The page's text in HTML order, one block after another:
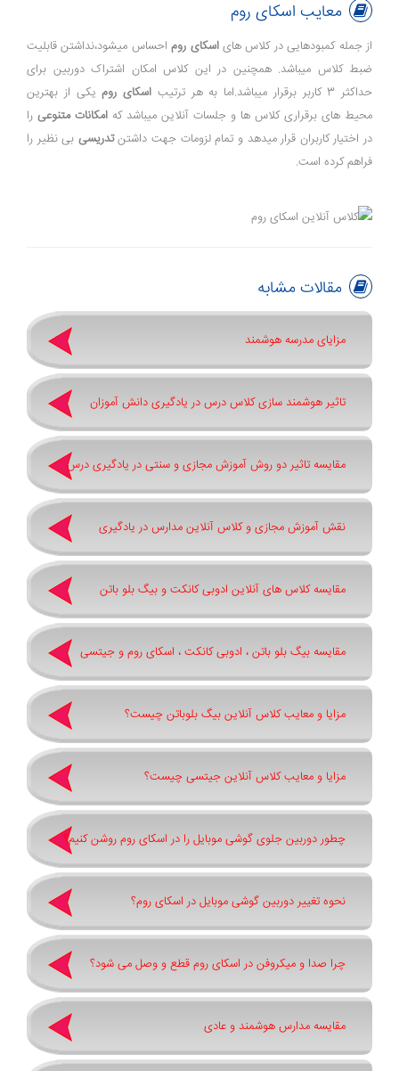
معایب اسکای روم
از جمله کمبودهایی در کلاس هایاسکای روماحساس میشود،نداشتن قابلیت
ضبط کلاس میباشد. همچنین در این کلاس امکان اشتراک دوربین برای
حداکثر 3 کاربر برقرار میباشد.اما به هر ترتیب
اسکای رومیکی از بهترین
محیط های برقراری کلاس ها و جلسات آنلاین میباشد که امکانات متنوعی را
در اختیار کاربران قرار میدهد و تمام لزومات جهت داشتنتدریسی بی نظیر را
فراهم کرده است.
مقالات مشابه
مزایای مدرسه هوشمند
تاثیر هوشمند سازی کلاس درس در یادگیری دانش آموزان
مقایسه تاثیر دو روش آموزش مجازی و سنتی در یادگیری درس
نقش آموزش مجازی و کلاس آنلاین مدارس در یادگیری
مقایسه کلاس های آنلاین ادوبی کانکت و بیگ بلو باتن
مقایسه بیگ بلو باتن ، ادوبی کانکت ، اسکای روم و جیتسی
مزایا و معایب کلاس آنلاین بیگ بلوباتن چیست؟
مزایا و معایب کلاس آنلاین جیتسی چیست؟
چطور دوربین جلوی گوشی موبایل را در اسکای روم روشن کنیم؟
نحوه تغییر دوربین گوشی موبایل در اسکای روم؟
چرا صدا و میکروفن در اسکای روم قطع و وصل می شود؟
مقایسه مدارس هوشمند و عادی